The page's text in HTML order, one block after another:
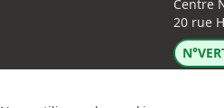
Centre
20 rue